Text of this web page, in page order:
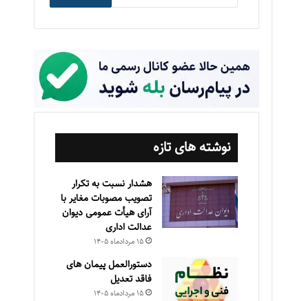
نوشته های تازه
هشدار نسبت به تکرار
تصویب مصوبات مغایر با
آرای هیأت عمومی دیوان
عدالت اداری
۱۵ مرداد‌ماه ۱۴۰۵
دستورالعمل پیمان های
فاقد تعدیل
۱۵ مرداد‌ماه ۱۴۰۵